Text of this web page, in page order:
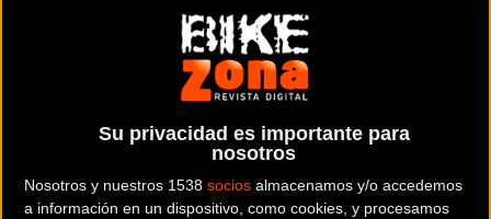
Su privacidad es importante para
nosotros
Nosotros y nuestros 1538 socios almacenamos y/o accedemos
a información en un dispositivo, como cookies, y procesamos
En el marco del Festival Sea Otter Europe Girona Costa
Brava 2019, se presenta una nueva prueba, la
Girona Gravel Ride by Bioracer. Esta es una prueba que se
celebrará, como siempre, con salida desde el núcleo del
mismo festival el domingo 2 de junio a las 9 de la mañana
desde la Avenida Josep Tarradellas.
Las pruebasGravelya son un clásico en el calendario